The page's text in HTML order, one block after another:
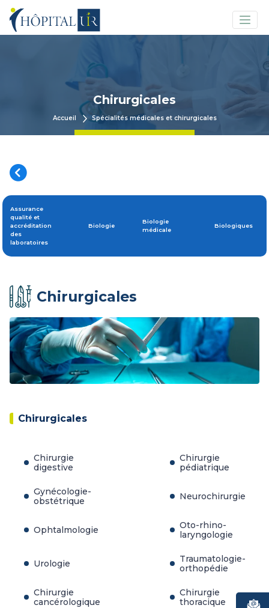
Chirurgicales
Accueil Spécialités médicales et chirurgicales
Assurance
qualité et
accréditation
des
laboratoires
Biologie
Biologie
médicale
Biologiques
Chirurgicales
Chirurgicales
Chirurgie
digestive
Chirurgie
pédiatrique
Gynécologie-
obstétrique
Neurochirurgie
Ophtalmologie
Oto-rhino-
laryngologie
Urologie
Traumatologie-
orthopédie
Chirurgie
cancérologique
Chirurgie
thoracique